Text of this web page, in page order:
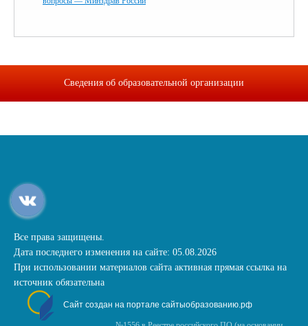
Сведения об образовательной организации
Все права защищены.
Дата последнего изменения на сайте: 05.08.2026
При использовании материалов сайта активная прямая ссылка на
источник обязательна
Сайт создан на портале сайтыобразованию.рф